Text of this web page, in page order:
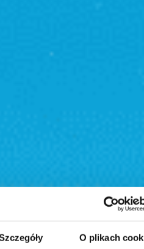
O plikach